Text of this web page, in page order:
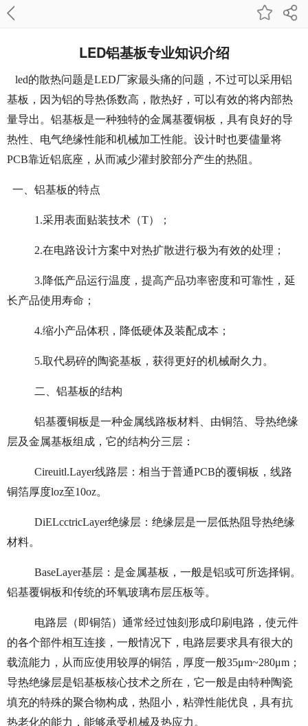
LED铝基板专业知识介绍
led的散热问题是LED厂家最头痛的问题，不过可以采用铝
基板，因为铝的导热係数高，散热好，可以有效的将内部热
量导出。铝基板是一种独特的金属基覆铜板，具有良好的导
热性、电气绝缘性能和机械加工性能。设计时也要儘量将
PCB靠近铝底座，从而减少灌封胶部分产生的热阻。
一、铝基板的特点
1.采用表面贴装技术（T）；
2.在电路设计方案中对热扩散进行极为有效的处理；
3.降低产品运行温度，提高产品功率密度和可靠性，延
长产品使用寿命；
4.缩小产品体积，降低硬体及装配成本；
5.取代易碎的陶瓷基板，获得更好的机械耐久力。
二、铝基板的结构
铝基覆铜板是一种金属线路板材料、由铜箔、导热绝缘
层及金属基板组成，它的结构分三层：
Cireuitl.Layer线路层：相当于普通PCB的覆铜板，线路
铜箔厚度loz至10oz。
DiELcctricLayer绝缘层：绝缘层是一层低热阻导热绝缘
材料。
BaseLayer基层：是金属基板，一般是铝或可所选择铜。
铝基覆铜板和传统的环氧玻璃布层压板等。
电路层（即铜箔）通常经过蚀刻形成印刷电路，使元件
的各个部件相互连接，一般情况下，电路层要求具有很大的
载流能力，从而应使用较厚的铜箔，厚度一般35μm~280μm；
导热绝缘层是铝基板核心技术之所在，它一般是由特种陶瓷
填充的特殊的聚合物构成，热阻小，粘弹性能优良，具有抗
热老化的能力，能够承受机械及热应力。